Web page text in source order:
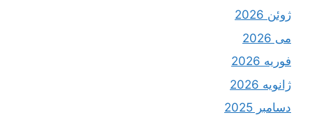
ژوئن 2026
می 2026
فوریه 2026
ژانویه 2026
دسامبر 2025